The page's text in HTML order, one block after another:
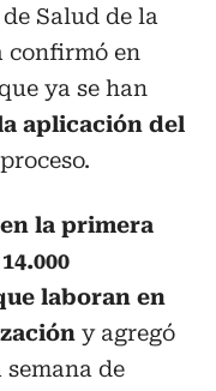
Salud de la
confirmó en
ya se han
aplicación del
la primera
laboran en
y agregó
de